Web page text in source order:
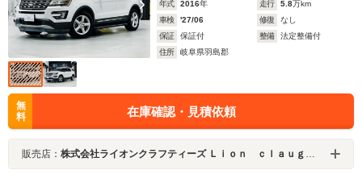
年式 2016年 走行 5.8万km
車検
'27/06 修復
なし
保証
保証付 整備
法定整備付
住所
岐阜県羽島郡
無
料
在庫確認・見積依頼
販売店： 株式会社ライオンクラフティーズ Ｌｉｏｎ ｃｌａｕｇｈ＆ｔｅａｓ